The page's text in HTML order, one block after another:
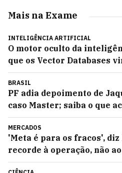
Mais na Exame
INTELIGÊNCIA ARTIFICIAL
O motor oculto da
que os Vector Databases
BRASIL
PF adia depoimento de
caso Master; saiba o que
MERCADOS
'Meta é para os fracos',
recorde à operação, não